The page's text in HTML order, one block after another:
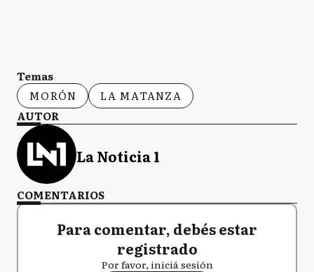
Temas
MORÓN
LA MATANZA
AUTOR
La Noticia 1
COMENTARIOS
Para comentar, debés estar
registrado
Por favor, iniciá sesión